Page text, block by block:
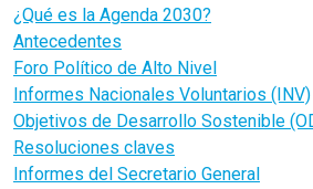
¿Qué es la Agenda 2030?
Antecedentes
Foro Político de Alto Nivel
Informes Nacionales Voluntarios (INV)
Objetivos de Desarrollo Sostenible
Resoluciones claves
Informes del Secretario General